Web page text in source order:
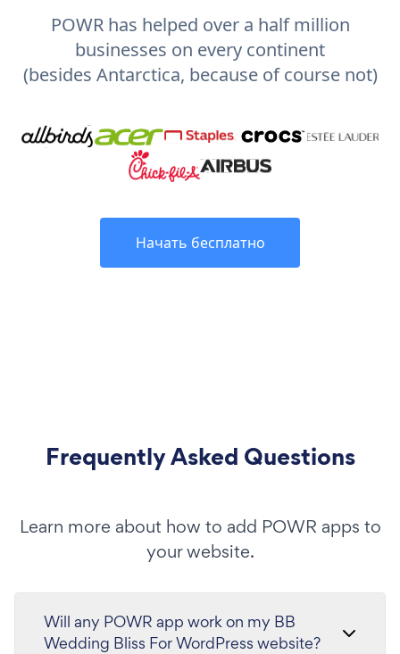
POWR has helped over a half million
businesses on every continent
(besides Antarctica, because of course not)
Начать бесплатно
Frequently Asked Questions
Learn more about how to add POWR apps to
your website.
Will any POWR app work on my BB
Wedding Bliss For WordPress website?